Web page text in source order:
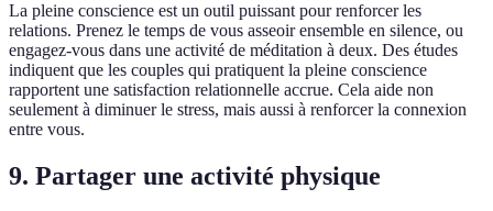
La pleine conscience est un outil puissant pour renforcer les
relations. Prenez le temps de vous asseoir ensemble en silence, ou
engagez-vous dans une activité de méditation à deux. Des études
indiquent que les couples qui pratiquent la pleine conscience
rapportent une satisfaction relationnelle accrue. Cela aide non
seulement à diminuer le stress, mais aussi à renforcer la connexion
entre vous.
9. Partager une activité physique